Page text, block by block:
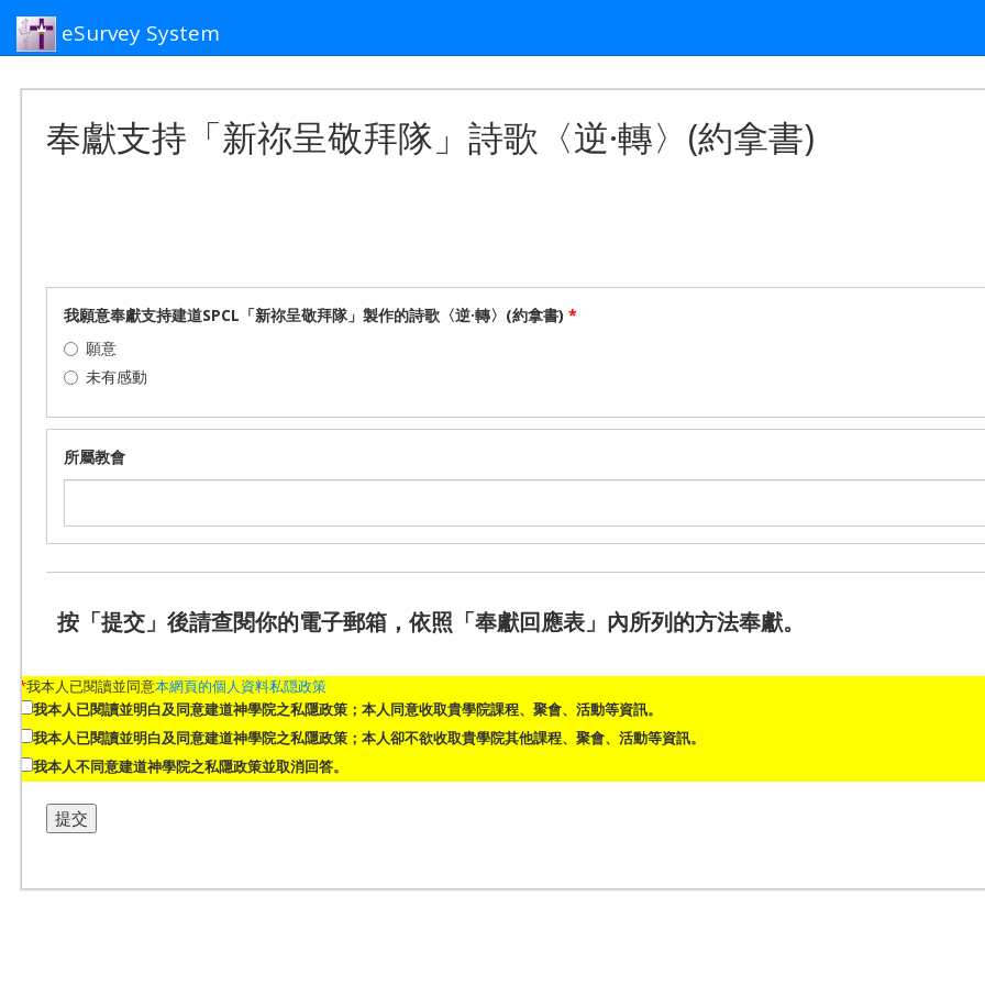
eSurvey System
奉獻支持「新祢呈敬拜隊」詩歌〈逆·轉〉(約拿書)
我願意奉獻支持建道SPCL「新祢呈敬拜隊」製作的詩歌〈逆·轉〉(約拿書) *
願意
未有感動
所屬教會
按「提交」後請查閱你的電子郵箱，依照「奉獻回應表」內所列的方法奉獻。
*我本人已閱讀並同意本網頁的個人資料私隠政策
我本人已閱讀並明白及同意建道神學院之私隱政策；本人同意收取貴學院課程、聚會、活動等資訊。
我本人已閱讀並明白及同意建道神學院之私隱政策；本人卻不欲收取貴學院其他課程、聚會、活動等資訊。
我本人不同意建道神學院之私隱政策並取消回答。
提交